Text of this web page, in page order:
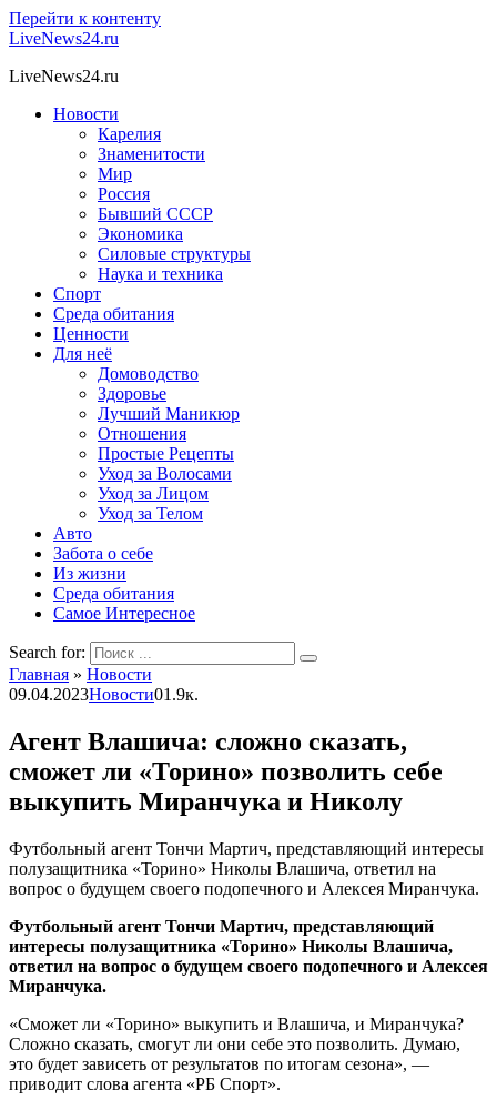
Перейти к контенту
LiveNews24.ru
LiveNews24.ru
Новости
Карелия
Знаменитости
Мир
Россия
Бывший СССР
Экономика
Силовые структуры
Наука и техника
Спорт
Среда обитания
Ценности
Для неё
Домоводство
Здоровье
Лучший Маникюр
Отношения
Простые Рецепты
Уход за Волосами
Уход за Лицом
Уход за Телом
Авто
Забота о себе
Из жизни
Среда обитания
Самое Интересное
Search for:
Главная » Новости
09.04.2023Новости01.9к.
Агент Влашича: сложно сказать,
сможет ли «Торино» позволить себе
выкупить Миранчука и Николу
Футбольный агент Тончи Мартич, представляющий интересы
полузащитника «Торино» Николы Влашича, ответил на
вопрос о будущем своего подопечного и Алексея Миранчука.
Футбольный агент Тончи Мартич, представляющий
интересы полузащитника «Торино» Николы Влашича,
ответил на вопрос о будущем своего подопечного и Алексея
Миранчука.
«Сможет ли «Торино» выкупить и Влашича, и Миранчука?
Сложно сказать, смогут ли они себе это позволить. Думаю,
это будет зависеть от результатов по итогам сезона», —
приводит слова агента «РБ Спорт».